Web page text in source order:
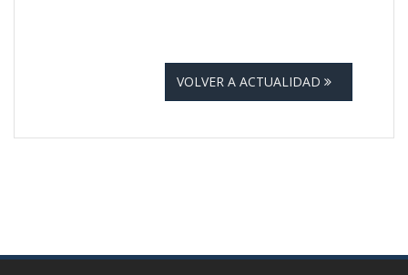
VOLVER A ACTUALIDAD